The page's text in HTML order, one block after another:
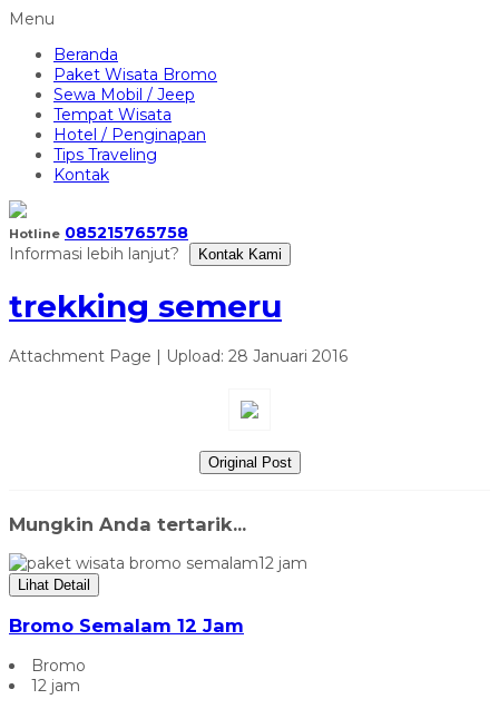
Menu
Beranda
Paket Wisata Bromo
Sewa Mobil / Jeep
Tempat Wisata
Hotel / Penginapan
Tips Traveling
Kontak
Hotline 085215765758
Informasi lebih lanjut?
Kontak Kami
trekking semeru
Attachment Page | Upload: 28 Januari 2016
Original Post
Mungkin Anda tertarik...
Lihat Detail
Bromo Semalam 12 Jam
Bromo
12 jam